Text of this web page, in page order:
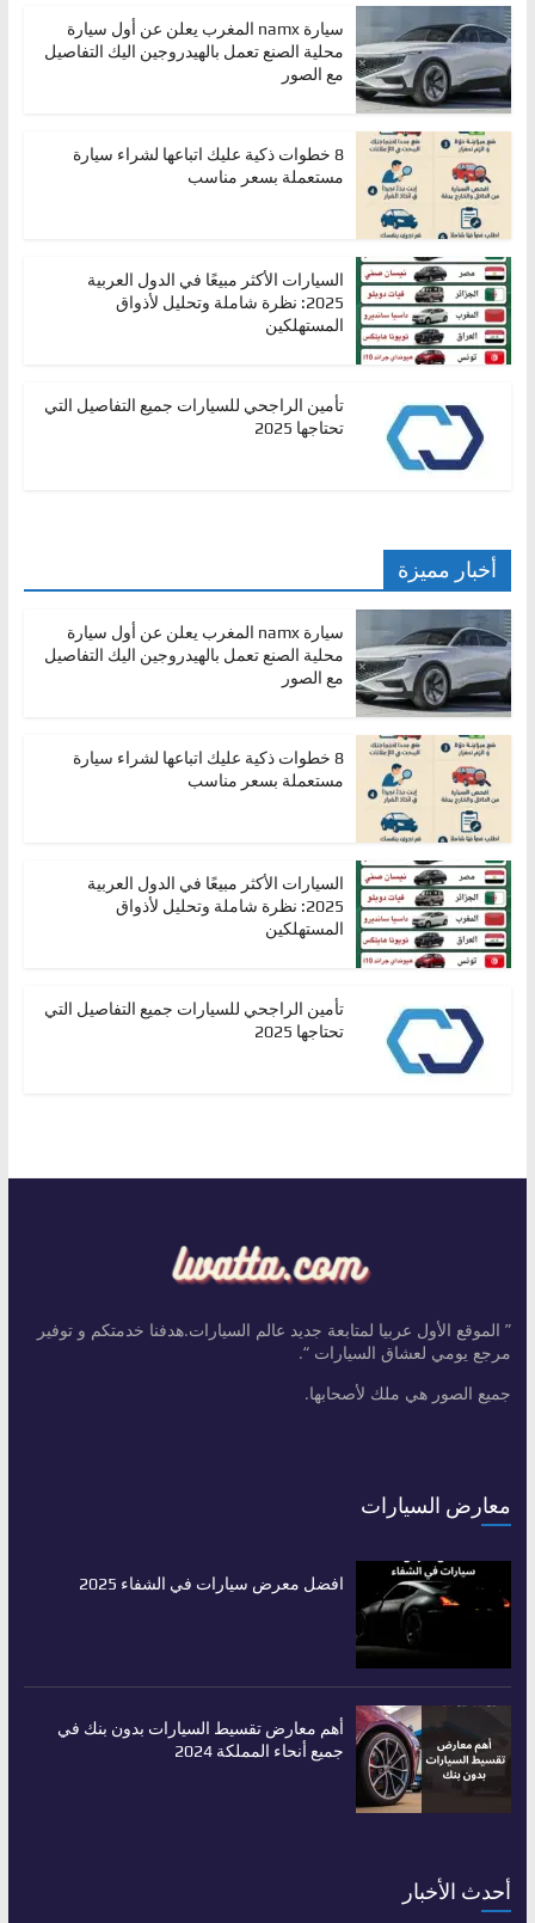
سيارة namx المغرب يعلن عن أول سيارة
محلية الصنع تعمل بالهيدروجين اليك التفاصيل
مع الصور
8 خطوات ذكية عليك اتباعها لشراء سيارة
مستعملة بسعر مناسب
السيارات الأكثر مبيعًا في الدول العربية
2025: نظرة شاملة وتحليل لأذواق
المستهلكين
تأمين الراجحي للسيارات جميع التفاصيل التي
تحتاجها 2025
أخبار مميزة
سيارة namx المغرب يعلن عن أول سيارة
محلية الصنع تعمل بالهيدروجين اليك التفاصيل
مع الصور
8 خطوات ذكية عليك اتباعها لشراء سيارة
مستعملة بسعر مناسب
السيارات الأكثر مبيعًا في الدول العربية
2025: نظرة شاملة وتحليل لأذواق
المستهلكين
تأمين الراجحي للسيارات جميع التفاصيل التي
تحتاجها 2025
” الموقع الأول عربيا لمتابعة جديد عالم السيارات.هدفنا خدمتكم و توفير
مرجع يومي لعشاق السيارات “.
جميع الصور هي ملك لأصحابها.
معارض السيارات
افضل معرض سيارات في الشفاء 2025
أهم معارض تقسيط السيارات بدون بنك في
جميع أنحاء المملكة 2024
أحدث الأخبار